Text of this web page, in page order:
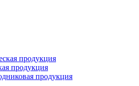
продукция
продукция
продукция